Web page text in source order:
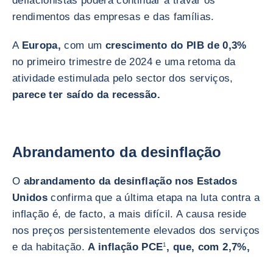
rendimentos das empresas e das famílias.
A Europa,com um crescimento do PIB de 0,3%
no primeiro trimestre de 2024 e uma retoma da
atividade estimulada pelo sector dos serviços,
parece ter saído da recessão.
Abrandamento da desinflação
O abrandamento da desinflação nos Estados
Unidosconfirma que a última etapa na luta contra a
inflação é, de facto, a mais difícil. A causa reside
nos preços persistentemente elevados dos serviços
e da habitação.A inflação PCE1 , que, com 2,7%,